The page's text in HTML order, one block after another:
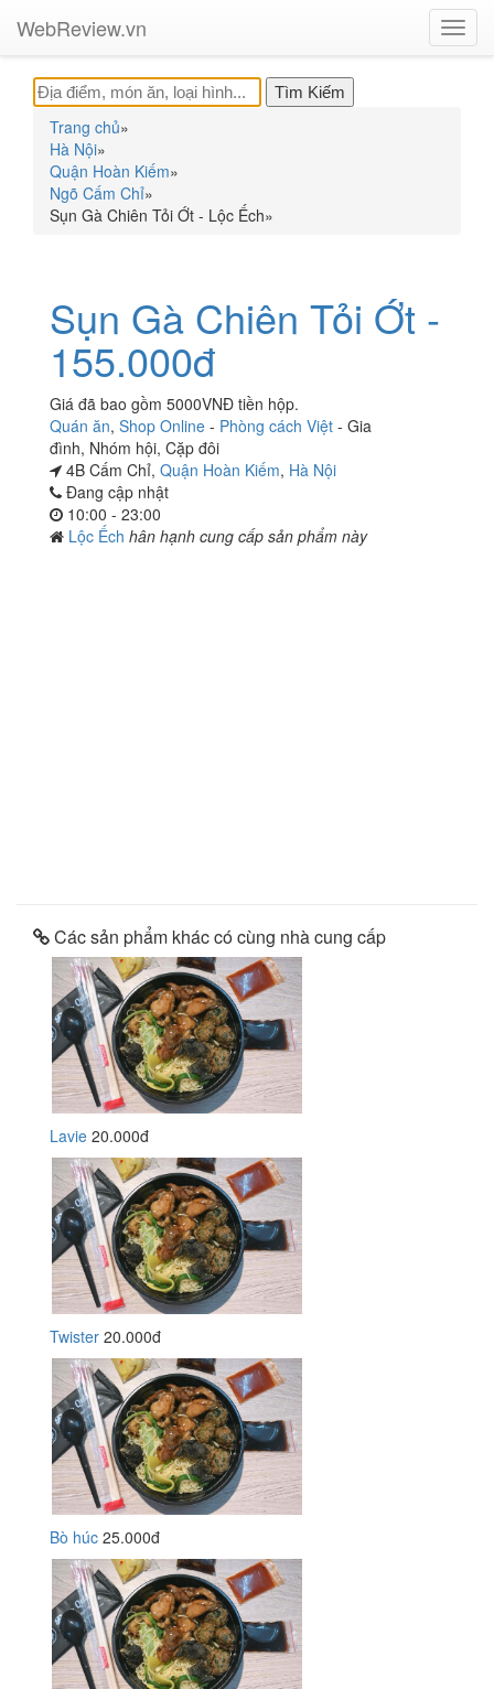
WebReview.vn
Trang chủ»
Hà Nội»
Quận Hoàn Kiếm»
Ngõ Cấm Chỉ»
Sụn Gà Chiên Tỏi Ớt - Lộc Ếch»
Sụn Gà Chiên Tỏi Ớt -
155.000đ
Giá đã bao gồm 5000VNĐ tiền hộp.
Quán ăn, Shop Online - Phòng cách Việt - Gia
đình, Nhóm hội, Cặp đôi
4B Cấm Chỉ, Quận Hoàn Kiếm, Hà Nội
Đang cập nhật
10:00 - 23:00
Lộc Ếch hân hạnh cung cấp sản phẩm này
Các sản phẩm khác có cùng nhà cung cấp
Lavie 20.000đ
Twister 20.000đ
Bò húc 25.000đ